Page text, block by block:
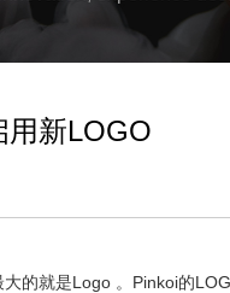
用新LOGO
的就是Logo 。Pinkoi的